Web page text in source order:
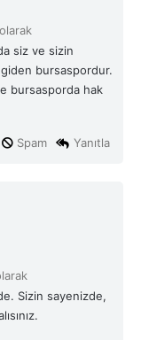
siz ve sizin
bursaspordur.
bursasporda hak
Yanıtla
Spam
Sizin sayenizde,